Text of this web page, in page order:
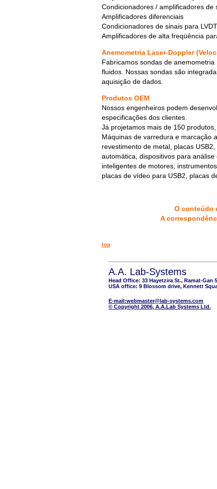
Condicionadores / amplificadores de
Amplificadores diferenciais
Condicionadores de sinais para LVDT
Amplificadores de alta freqüência
Anemometria Laser-Doppler
Fabricamos sondas de
fluidos. Nossas sondas são
aquisição de dados.
Produtos OEM
Nossos engenheiros podem
especificações dos clientes.
Já projetamos mais de 150
Máquinas de varredura e marcação
revestimento de metal, placas
automática, dispositivos para
inteligentes de motores,
placas de vídeo para USB2, placas
O conteúdo
A
top
A.A. Lab-Systems
Head Office: 33 Hayetzira St., Ramat-Gan
USA office: 9 Blossom drive, Kennett
E-mail:webmaster@lab-systems.com
© Copyright 2006, A.A.Lab Systems Ltd.